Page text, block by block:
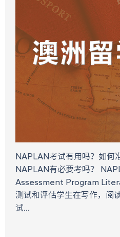
NAPLAN考试有用吗？如何
NAPLAN有必要考吗？
Assessment Program
测试和评估学生在写作，阅
试...